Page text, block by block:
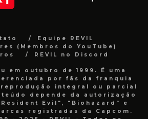
Equipe REVIL
(Membros do YouTube)
REVIL no Discord
em outubro de 1999. É uma
por fãs da franquia
reprodução integral ou parcial
depende da autorização
Evil", "Biohazard" e
registradas da Capcom.